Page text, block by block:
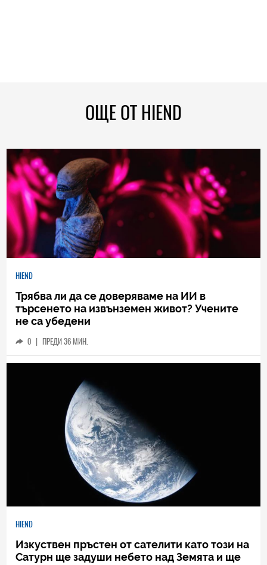
ОЩЕ ОТ HIEND
HIEND
Трябва ли да се доверяваме на ИИ в
търсенето на извънземен живот? Учените
не са убедени
0 | ПРЕДИ 36 МИН.
HIEND
Изкуствен пръстен от сателити като този на
Сатурн ще задуши небето над Земята и ще